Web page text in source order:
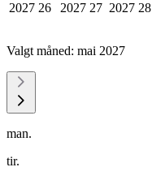
2027 26 2027 27 2027 28
Valgt måned: mai 2027
man.
tir.